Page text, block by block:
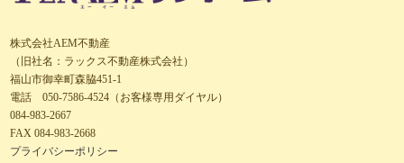
株式会社AEM不動産
（旧社名：ラックス不動産株式会社）
福山市御幸町森脇451-1
電話 050-7586-4524（お客様専用ダイヤル）
084-983-2667
FAX 084-983-2668
プライバシーポリシー